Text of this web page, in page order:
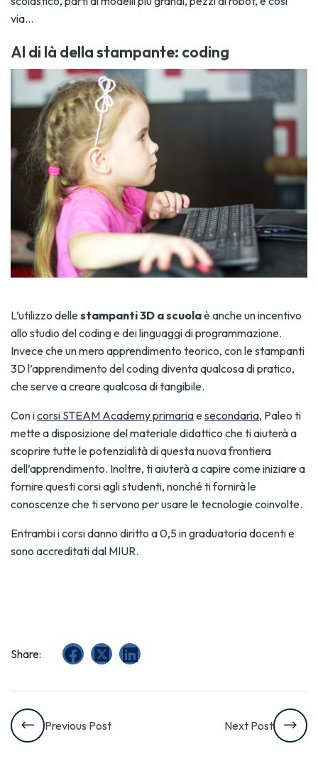
via…
Al di là della stampante: coding
L’utilizzo delle stampanti 3D a scuolaè anche un incentivo
allo studio del coding e dei linguaggi di programmazione.
Invece che un mero apprendimento teorico, con le stampanti
3D l’apprendimento del coding diventa qualcosa di pratico,
che serve a creare qualcosa di tangibile.
Con icorsi STEAM Academy primariae secondaria, Paleo ti
mette a disposizione del materiale didattico che ti aiuterà a
scoprire tutte le potenzialità di questa nuova frontiera
dell’apprendimento. Inoltre, ti aiuterà a capire come iniziare a
fornire questi corsi agli studenti, nonché ti fornirà le
conoscenze che ti servono per usare le tecnologie coinvolte.
Entrambi i corsi danno diritto a 0,5 in graduatoria docenti e
sono accreditati dal MIUR.
Share:
Previous Post Next Post